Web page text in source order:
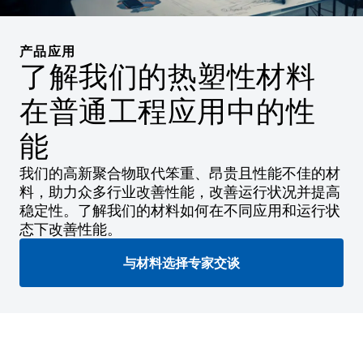
产品应用
了解我们的热塑性材料
在普通工程应用中的性
能
我们的高新聚合物取代笨重、昂贵且性能不佳的材
料，助力众多行业改善性能，改善运行状况并提高
稳定性。了解我们的材料如何在不同应用和运行状
态下改善性能。
与材料选择专家交谈